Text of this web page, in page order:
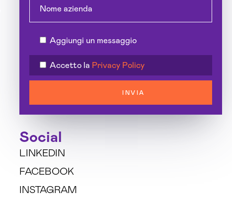
Aggiungi un messaggio
Accetto la Privacy Policy
INVIA
Social
LINKEDIN
FACEBOOK
INSTAGRAM